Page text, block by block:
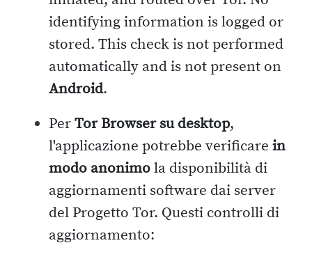
identifying information is logged or
stored. This check is not performed
automatically and is not present on
Android.
PerTor Browser su desktop,
l'applicazione potrebbe verificare in
modo anonimola disponibilità di
aggiornamenti software dai server
del Progetto Tor. Questi controlli di
aggiornamento: